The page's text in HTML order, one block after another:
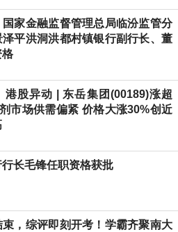
国家金融监督管理总局临汾监管分
泽平洪洞洪都村镇银行副行长、董
格
港股异动 | 东岳集团(00189)涨超
市场供需偏紧 价格大涨30%创近
长毛锋任职资格获批
束，综评即刻开考！学霸齐聚南大